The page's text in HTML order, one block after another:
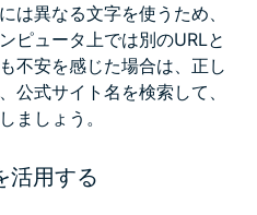
は異なる文字を使うため、
ピュータ上では別のURLと
不安を感じた場合は、正し
公式サイト名を検索して、
ましょう。
活用する